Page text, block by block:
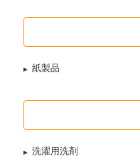
紙製品
洗濯用洗剤